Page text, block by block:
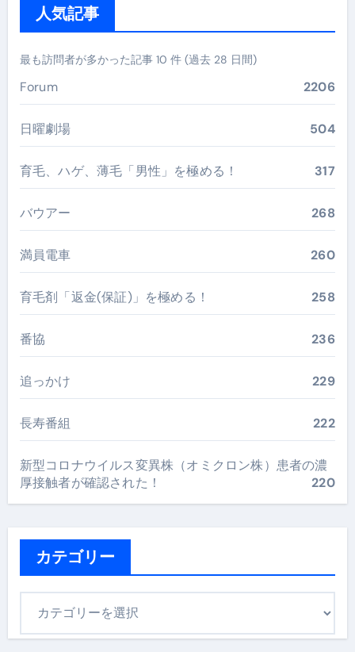
人気記事
最も訪問者が多かった記事 10 件 (過去 28 日間)
Forum 2206
日曜劇場 504
育毛、ハゲ、薄毛「男性」を極める！ 317
バウアー 268
満員電車 260
育毛剤「返金(保証)」を極める！ 258
番協 236
追っかけ 229
長寿番組 222
新型コロナウイルス変異株（オミクロン株）患者の濃
厚接触者が確認された！
220
カテゴリー